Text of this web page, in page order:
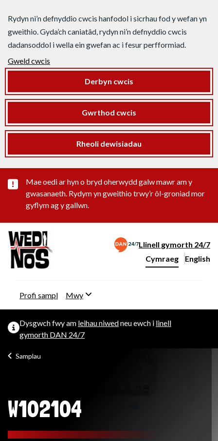
Rydyn ni’n defnyddio cwcis hanfodol i sicrhau fod y wefan yn
gweithio. Gyda’ch caniatâd, rydyn ni’n defnyddio cwcis
dadansoddol i wella ein gwefan ac i fesur perfformiad.
Gweld cwcis
Derbyn cwcis
Gwrthod cwcis
Rheoli dewisiadau
Rhybudd sylwedd pwysig
Mae oedi ar hyn o bryd oherwydd galw mawr am y
gwasanaeth. Rydym yn gweithio trwy’r ôl-groniad mor
gyflym ag y gallwn.
Llinell gymorth 24/7
Newid iaith y wefan
Cymraeg English
–
Profi sampl Mwy
Dysgwch fwy am leihau niwedneu ewch i linell
gymorth DAN 24/7
Samplau
W102104